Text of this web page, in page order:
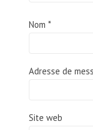
Nom *
Adresse de
Site web